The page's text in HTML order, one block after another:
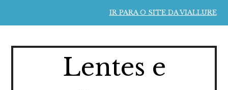
IR PARA O SITE DA VIALLURE
Lentes e